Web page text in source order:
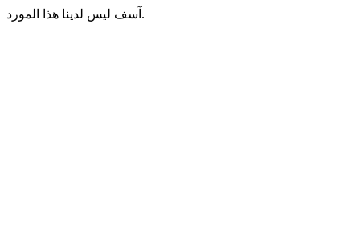
آسف ليس لدينا هذا المورد.